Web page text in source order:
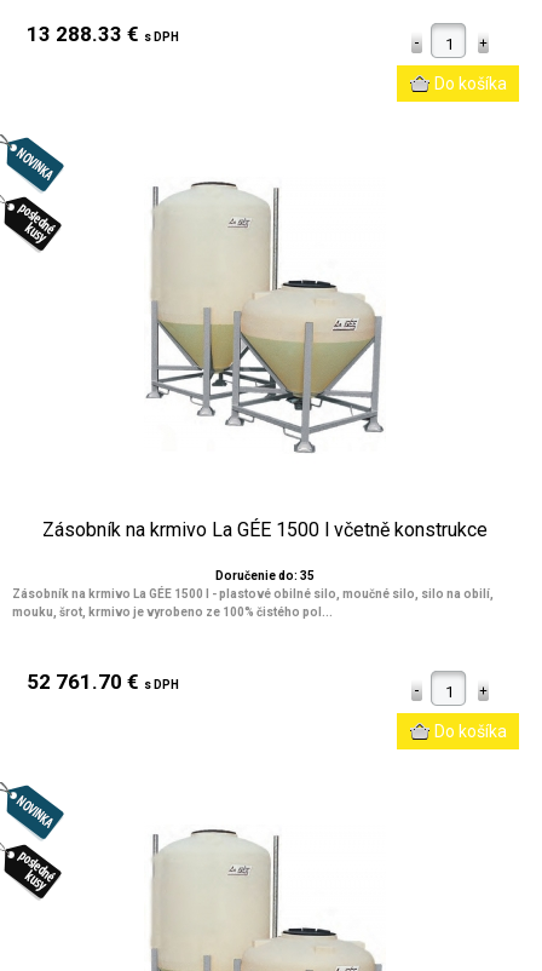
13 288.33 € s DPH
Zásobník na krmivo La GÉE 1500 l včetně konstrukce
Doručenie do: 35
Zásobník na krmivo La GÉE 1500 l - plastové obilné silo, moučné silo, silo na obilí,
mouku, šrot, krmivo je vyrobeno ze 100% čistého pol...
52 761.70 € s DPH